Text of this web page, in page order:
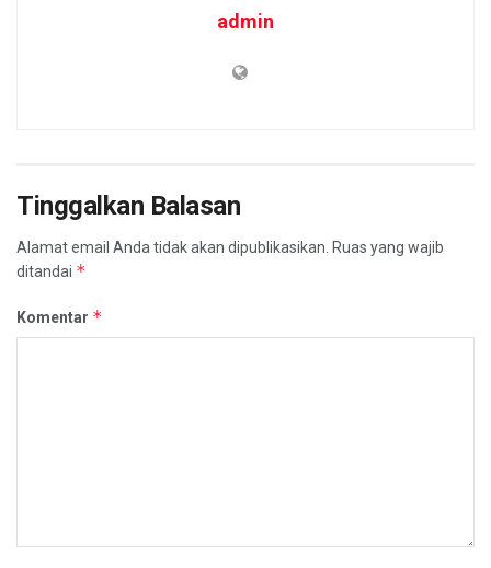
admin
Tinggalkan Balasan
Alamat email Anda tidak akan dipublikasikan. Ruas yang wajib
ditandai *
Komentar *